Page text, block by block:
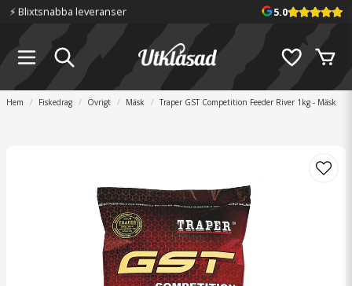
⚡️ Blixtsnabba leveranser 5.0
Hem Fiskedrag Övrigt Mäsk Traper GST Competition Feeder River 1kg - Mäsk